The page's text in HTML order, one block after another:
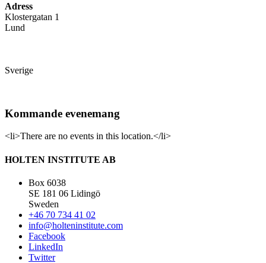
Adress
Klostergatan 1
Lund
Sverige
Kommande evenemang
<li>There are no events in this location.</li>
HOLTEN INSTITUTE AB
Box 6038
SE 181 06 Lidingö
Sweden
+46 70 734 41 02
info@holteninstitute.com
Facebook
LinkedIn
Twitter